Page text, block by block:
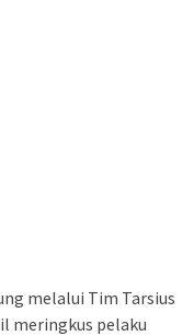
melalui Tim Tarsius
meringkus pelaku